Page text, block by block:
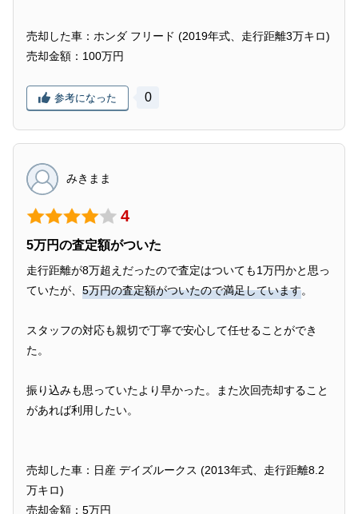
売却した車：ホンダ フリード (2019年式、走行距離3万キロ)
売却金額：100万円
参考になった 0
みきまま
4
5万円の査定額がついた
走行距離が8万超えだったので査定はついても1万円かと思っ
ていたが、 5万円の査定額がついたので満足しています。
スタッフの対応も親切で丁寧で安心して任せることができ
た。
振り込みも思っていたより早かった。また次回売却すること
があれば利用したい。
売却した車：日産 デイズルークス (2013年式、走行距離8.2
万キロ)
売却金額：5万円